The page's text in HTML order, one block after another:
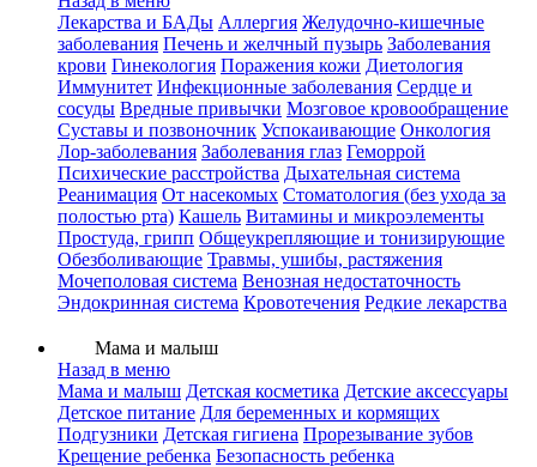
Лекарства и БАДы Аллергия Желудочно-кишечные
заболевания Печень и желчный пузырь Заболевания
крови Гинекология Поражения кожи Диетология
Иммунитет Инфекционные заболевания Сердце и
сосуды Вредные привычки Мозговое кровообращение
Суставы и позвоночник Успокаивающие Онкология
Лор-заболевания Заболевания глаз Геморрой
Психические расстройства Дыхательная система
Реанимация От насекомых Стоматология (без ухода за
полостью рта) Кашель Витамины и микроэлементы
Простуда, грипп Общеукрепляющие и тонизирующие
Обезболивающие Травмы, ушибы, растяжения
Мочеполовая система Венозная недостаточность
Эндокринная система Кровотечения Редкие лекарства
Мама и малыш
Назад в меню
Мама и малыш Детская косметика Детские аксессуары
Детское питание Для беременных и кормящих
Подгузники Детская гигиена Прорезывание зубов
Крещение ребенка Безопасность ребенка